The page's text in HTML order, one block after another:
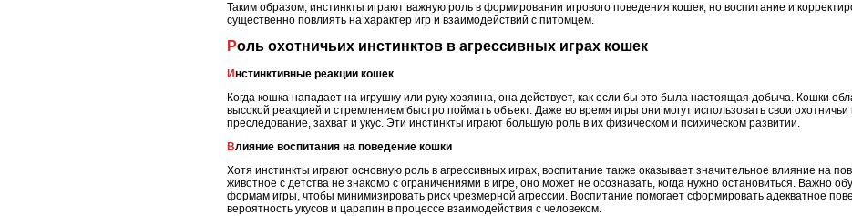
Таким образом, инстинкты играют важную роль в формировании игрового поведения кошек, но воспитание и
существенно повлиять на характер игр и взаимодействий с питомцем.
Роль охотничьих инстинктов в агрессивных играх кошек
Инстинктивные реакции кошек
Когда кошка нападает на игрушку или руку хозяина, она действует, как если бы это была настоящая добыча. Кошки
высокой реакцией и стремлением быстро поймать объект. Даже во время игры они могут использовать свои охотничьи
преследование, захват и укус. Эти инстинкты играют большую роль в их физическом и психическом развитии.
Влияние воспитания на поведение кошки
Хотя инстинкты играют основную роль в агрессивных играх, воспитание также оказывает значительное влияние на
животное с детства не знакомо с ограничениями в игре, оно может не осознавать, когда нужно остановиться. Важно
формам игры, чтобы минимизировать риск чрезмерной агрессии. Воспитание помогает сформировать адекватное
вероятность укусов и царапин в процессе взаимодействия с человеком.